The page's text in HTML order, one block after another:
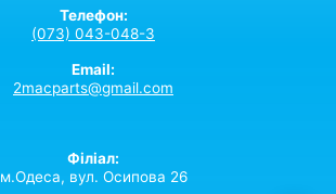
Телефон:
(073) 043-048-3
Email:
2macparts@gmail.com
Філіал:
м.Одеса, вул. Осипова 26